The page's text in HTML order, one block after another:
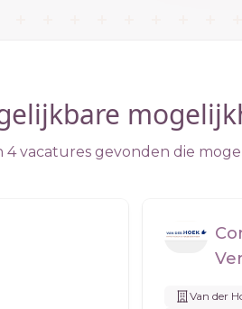
4 vacatures gevonden die
Van der